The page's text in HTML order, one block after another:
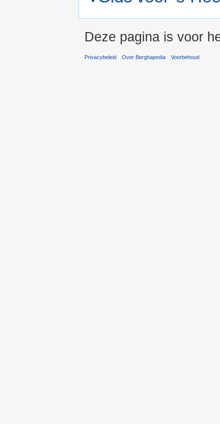
Deze pagina is voor
Privacybeleid Over Berghapedia Voorbehoud